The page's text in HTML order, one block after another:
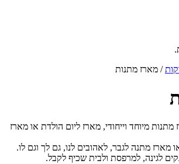
/ מארז מתנות
מיוחד וייחודי, מארז ליום הולדת או מארז
מארז מתנה לגבר, לאהובים לנו, גם לך וגם לו.
לגינה, למרפסת ולבית שכיף לקבל.